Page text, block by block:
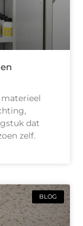
dat
zelf.
BLOG